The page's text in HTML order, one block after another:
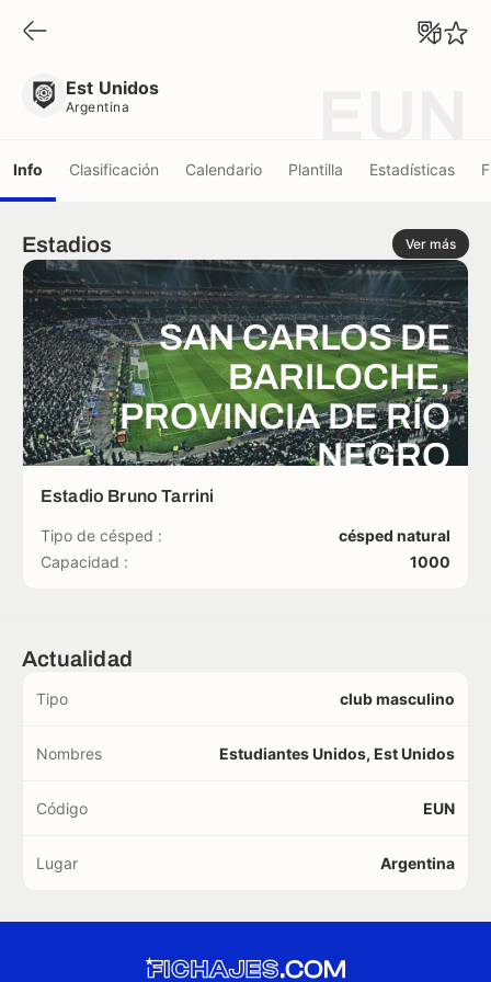
Est Unidos
Argentina
Info Clasificación Calendario Plantilla Estadísticas
Estadios Ver más
SAN CARLOS DE
BARILOCHE,
PROVINCIA DE RÍO
NEGRO
Estadio Bruno Tarrini
Tipo de césped :
césped natural
Capacidad :
1000
Actualidad
Tipo club masculino
Nombres Estudiantes Unidos, Est Unidos
Código EUN
Lugar Argentina